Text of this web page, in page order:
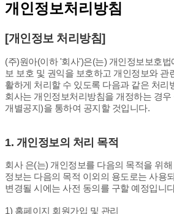
개인정보처리방침
[개인정보 처리방침]
(주)원아(이하 '회사')은(는) 개인정보보호
보 보호 및 권익을 보호하고 개인정보와 관
활하게 처리할 수 있도록 다음과 같은 처리
회사는 개인정보처리방침을 개정하는 경
개별공지)을 통하여 공지할 것입니다.
1. 개인정보의 처리 목적
회사 은(는) 개인정보를 다음의 목적을 위
정보는 다음의 목적 이외의 용도로는 사용
변경될 시에는 사전 동의를 구할 예정입니
1) 홈페이지 회원가입 및 관리